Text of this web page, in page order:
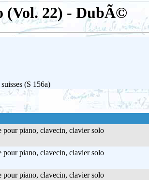
(Vol. 22) - DubÃ©
(S 156a)
pour piano, clavecin, clavier solo
pour piano, clavecin, clavier solo
pour piano, clavecin, clavier solo